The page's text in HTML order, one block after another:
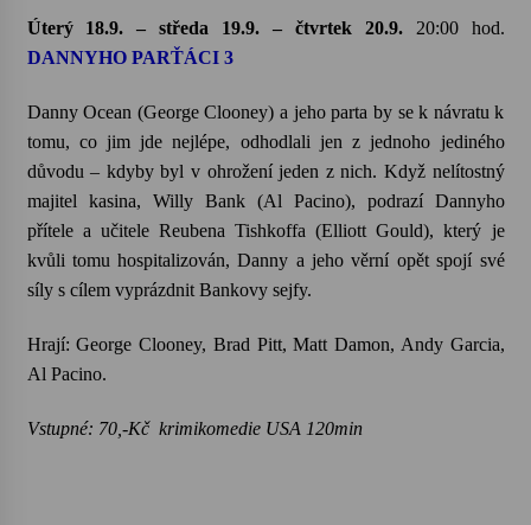
Úterý 18.9. – středa 19.9. – čtvrtek 20.9.20:00 hod.
DANNYHO PARŤÁCI 3
Danny Ocean (George Clooney) a jeho parta by se k návratu k
tomu, co jim jde nejlépe, odhodlali jen z jednoho jediného
důvodu – kdyby byl v ohrožení jeden z nich. Když nelítostný
majitel kasina, Willy Bank (Al Pacino), podrazí Dannyho
přítele a učitele Reubena Tishkoffa (Elliott Gould), který je
kvůli tomu hospitalizován, Danny a jeho věrní opět spojí své
síly s cílem vyprázdnit Bankovy sejfy.
Hrají: George Clooney, Brad Pitt, Matt Damon, Andy Garcia,
Al Pacino.
Vstupné: 70,-Kč krimikomedie USA 120min